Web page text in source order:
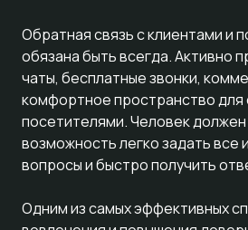
Обратная связь с клиентами и
обязана быть всегда. Активно
чаты, бесплатные звонки,
комфортное пространство для
посетителями. Человек
возможность легко задать
вопросы и быстро получить
Одним из самых эффективных